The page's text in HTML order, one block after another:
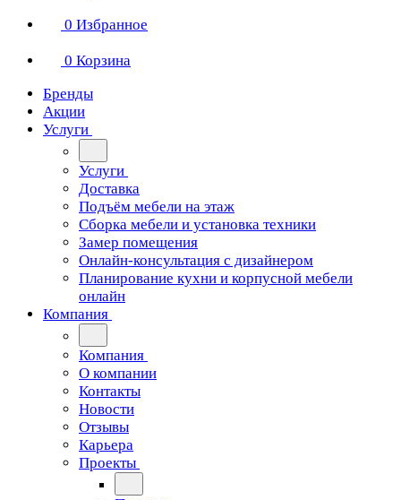
0 Избранное
0 Корзина
Бренды
Акции
Услуги
Услуги
Доставка
Подъём мебели на этаж
Сборка мебели и установка техники
Замер помещения
Онлайн-консультация с дизайнером
Планирование кухни и корпусной мебели
онлайн
Компания
Компания
О компании
Контакты
Новости
Отзывы
Карьера
Проекты